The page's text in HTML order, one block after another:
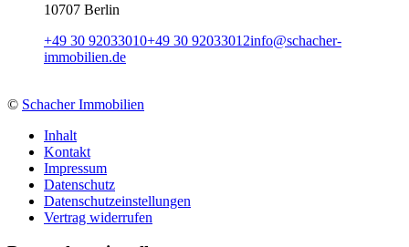
10707 Berlin
+49 30 92033010+49 30 92033012info@schacher-
immobilien.de
© Schacher Immobilien
Inhalt
Kontakt
Impressum
Datenschutz
Datenschutzeinstellungen
Vertrag widerrufen